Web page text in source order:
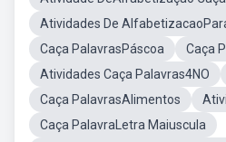
Atividades De
Caça PalavrasPáscoa
Caça
Atividades Caça Palavras4NO
Caça PalavrasAlimentos
Caça PalavraLetra Maiuscula